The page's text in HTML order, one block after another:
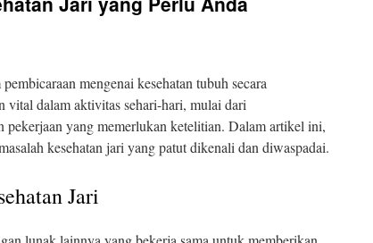
mengenai kesehatan tubuh secara
vital dalam aktivitas sehari-hari, mulai dari
pekerjaan yang memerlukan ketelitian. Dalam artikel ini,
kesehatan jari yang patut dikenali dan diwaspadai.
Jari